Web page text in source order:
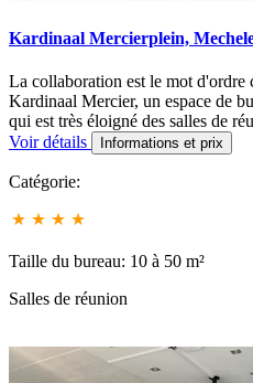
Kardinaal Mercierplein,
La collaboration est le mot d'ordre
Kardinaal Mercier, un espace de
qui est très éloigné des salles de
Voir détails
Informations et prix
Catégorie:
Taille du bureau: 10 à 50 m²
Salles de réunion